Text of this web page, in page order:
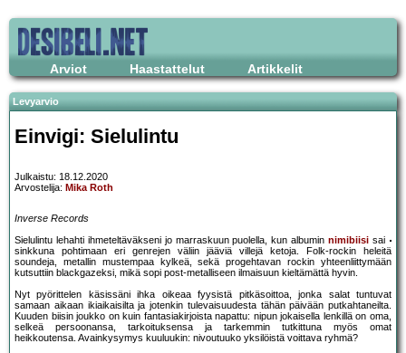
Arviot Haastattelut Artikkelit
Levyarvio
Einvigi: Sielulintu
Julkaistu: 18.12.2020
Arvostelija: Mika Roth
Inverse Records
Sielulintu lehahti ihmeteltäväkseni jo marraskuun puolella, kun albuminnimibiisi sai
sinkkuna pohtimaan eri genrejen väliin jääviä villejä ketoja. Folk-rockin heleitä
soundeja, metallin mustempaa kylkeä, sekä progehtavan rockin yhteenliittymään
kutsuttiin blackgazeksi, mikä sopi post-metalliseen ilmaisuun kieltämättä hyvin.
Nyt pyörittelen käsissäni ihka oikeaa fyysistä pitkäsoittoa, jonka salat tuntuvat
samaan aikaan ikiaikaisilta ja jotenkin tulevaisuudesta tähän päivään putkahtaneilta.
Kuuden biisin joukko on kuin fantasiakirjoista napattu: nipun jokaisella lenkillä on oma,
selkeä persoonansa, tarkoituksensa ja tarkemmin tutkittuna myös omat
heikkoutensa. Avainkysymys kuuluukin: nivoutuuko yksilöistä voittava ryhmä?